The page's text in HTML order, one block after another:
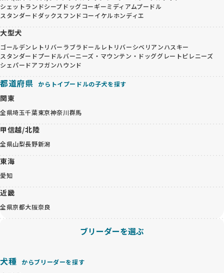
シェットランドシープドッグコーギーミディアムプードル
スタンダードダックスフンドコーイケルホンディエ
大型犬
ゴールデンレトリバー ラブラドールレトリバーシベリアンハスキー
スタンダードプードルバーニーズ・マウンテン・ドッググレートピレニーズ
シェパードアフガンハウンド
都道府県 からトイプードルの子犬を探す
関東
全県埼玉千葉東京神奈川群馬
甲信越/北陸
全県山梨長野新潟
東海
愛知
近畿
全県京都大阪奈良
ブリーダーを選ぶ
犬種 からブリーダーを探す